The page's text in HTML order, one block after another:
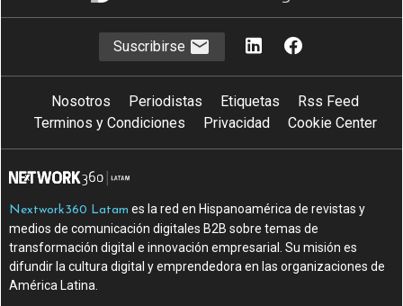
Suscribirse
Nosotros Periodistas Etiquetas
Rss Feed
Terminos y Condiciones
Privacidad Cookie Center
Nextwork360 Latam es la red en Hispanoamérica de revistas y
medios de comunicación digitales B2B sobre temas de
transformación digital e innovación empresarial. Su misión es
difundir la cultura digital y emprendedora en las organizaciones de
América Latina.